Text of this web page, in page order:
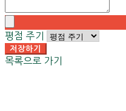
평점 주기
저장하기
목록으로 가기